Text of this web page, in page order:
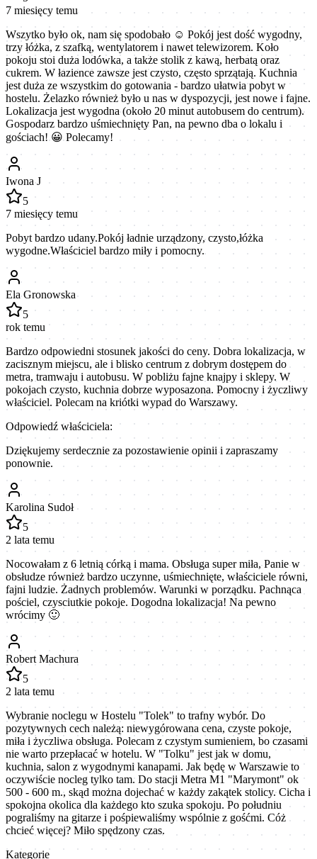
7 miesięcy temu
Wszytko było ok, nam się spodobało ☺️ Pokój jest dość wygodny,
trzy łóżka, z szafką, wentylatorem i nawet telewizorem. Koło
pokoju stoi duża lodówka, a także stolik z kawą, herbatą oraz
cukrem. W łazience zawsze jest czysto, często sprzątają. Kuchnia
jest duża ze wszystkim do gotowania - bardzo ułatwia pobyt w
hostelu. Żelazko również było u nas w dyspozycji, jest nowe i fajne.
Lokalizacja jest wygodna (około 20 minut autobusem do centrum).
Gospodarz bardzo uśmiechnięty Pan, na pewno dba o lokalu i
gościach! 😀 Polecamy!
Iwona J
5
7 miesięcy temu
Pobyt bardzo udany.Pokój ładnie urządzony, czysto,łóżka
wygodne.Właściciel bardzo miły i pomocny.
Ela Gronowska
5
rok temu
Bardzo odpowiedni stosunek jakości do ceny. Dobra lokalizacja, w
zacisznym miejscu, ale i blisko centrum z dobrym dostępem do
metra, tramwaju i autobusu. W pobliżu fajne knajpy i sklepy. W
pokojach czysto, kuchnia dobrze wyposazona. Pomocny i życzliwy
właściciel. Polecam na kriótki wypad do Warszawy.
Odpowiedź właściciela:
Dziękujemy serdecznie za pozostawienie opinii i zapraszamy
ponownie.
Karolina Sudoł
5
2 lata temu
Nocowałam z 6 letnią córką i mama. Obsługa super miła, Panie w
obsłudze również bardzo uczynne, uśmiechnięte, właściciele równi,
fajni ludzie. Żadnych problemów. Warunki w porządku. Pachnąca
pościel, czysciutkie pokoje. Dogodna lokalizacja! Na pewno
wrócimy 🙂
Robert Machura
5
2 lata temu
Wybranie noclegu w Hostelu "Tolek" to trafny wybór. Do
pozytywnych cech należą: niewygórowana cena, czyste pokoje,
miła i życzliwa obsługa. Polecam z czystym sumieniem, bo czasami
nie warto przepłacać w hotelu. W "Tolku" jest jak w domu,
kuchnia, salon z wygodnymi kanapami. Jak będę w Warszawie to
oczywiście nocleg tylko tam. Do stacji Metra M1 "Marymont" ok
500 - 600 m., skąd można dojechać w każdy zakątek stolicy. Cicha i
spokojna okolica dla każdego kto szuka spokoju. Po południu
pograliśmy na gitarze i pośpiewaliśmy wspólnie z gośćmi. Cóż
chcieć więcej? Miło spędzony czas.
Kategorie